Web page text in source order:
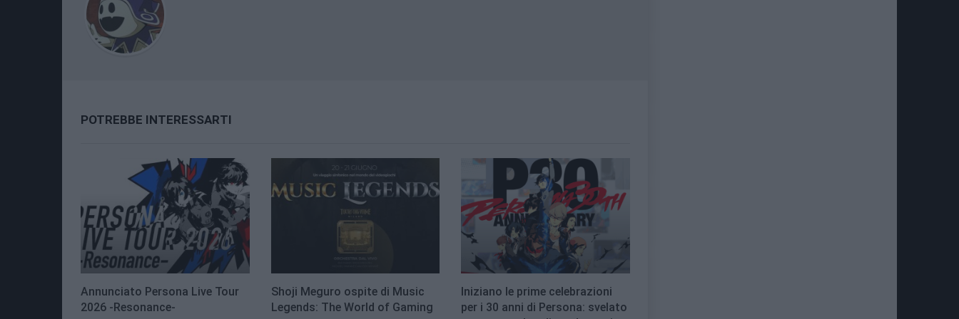
POTREBBE INTERESSARTI
Annunciato Persona Live Tour
2026 -Resonance-
Shoji Meguro ospite di Music
Legends: The World of Gaming
Iniziano le prime celebrazioni
per i 30 anni di Persona: svelato